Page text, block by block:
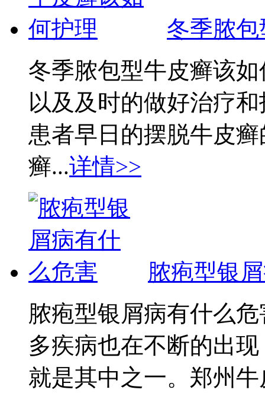
冬季脓
冬季脓包型牛皮癣该
以及及时的做好治疗
患者早日的摆脱牛皮
癣...详情>>
脓疱型银
脓疱型银屑病有什么
多疾病也在不断的出
就是其中之一。郑州